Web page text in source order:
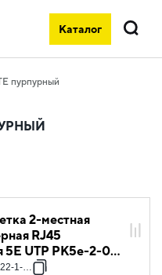
Каталог
Поиск
пурпурный
2-местная
RJ45
5Е UTP РК5е-2-0-
IEK
1-K99